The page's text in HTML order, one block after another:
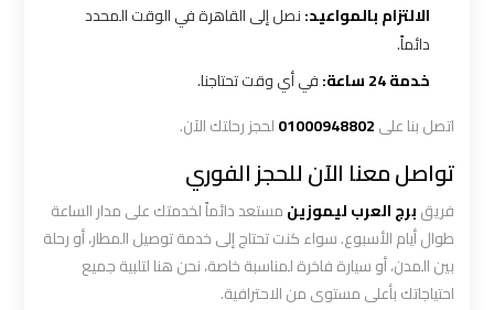
الالتزام بالمواعيد:نصل إلى القاهرة في الوقت المحدد
دائماً.
خدمة 24 ساعة:
في أي وقت تحتاجنا.
اتصل بنا على01000948802لحجز رحلتك الآن.
تواصل معنا الآن للحجز الفوري
فريقبرج العرب ليموزينمستعد دائماً لخدمتك على مدار الساعة
طوال أيام الأسبوع. سواء كنت تحتاج إلى خدمة توصيل المطار، أو رحلة
بين المدن، أو سيارة فاخرة لمناسبة خاصة، نحن هنا لتلبية جميع
احتياجاتك بأعلى مستوى من الاحترافية.
القاهرة
اسكندرية